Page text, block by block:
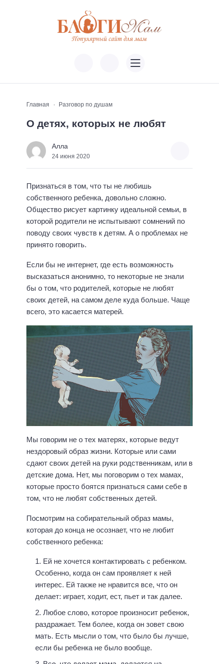
Главная Разговор по душам
О детях, которых не любят
Алла
24 июня 2020
Признаться в том, что ты не любишь
собственного ребенка, довольно сложно.
Общество рисует картинку идеальной семьи, в
которой родители не испытывают сомнений по
поводу своих чувств к детям. А о проблемах не
принято говорить.
Если бы не интернет, где есть возможность
высказаться анонимно, то некоторые не знали
бы о том, что родителей, которые не любят
своих детей, на самом деле куда больше. Чаще
всего, это касается матерей.
Мы говорим не о тех матерях, которые ведут
нездоровый образ жизни. Которые или сами
сдают своих детей на руки родственникам, или в
детские дома. Нет, мы поговорим о тех мамах,
которые просто боятся признаться сами себе в
том, что не любят собственных детей.
Посмотрим на собирательный образ мамы,
которая до конца не осознает, что не любит
собственного ребенка:
Ей не хочется контактировать с ребенком.
Особенно, когда он сам проявляет к ней
интерес. Ей также не нравится все, что он
делает: играет, ходит, ест, пьет и так далее.
Любое слово, которое произносит ребенок,
раздражает. Тем более, когда он зовет свою
мать. Есть мысли о том, что было бы лучше,
если бы ребенка не было вообще.